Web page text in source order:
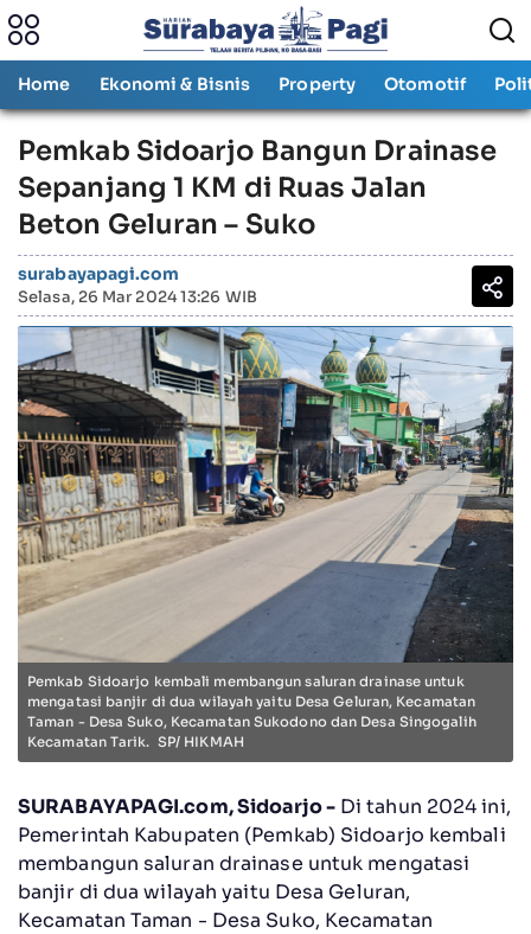
Home Ekonomi & Bisnis Property Otomotif
Pemkab Sidoarjo Bangun Drainase
Sepanjang 1 KM di Ruas Jalan
Beton Geluran – Suko
surabayapagi.com
Selasa, 26 Mar 2024 13:26 WIB
Pemkab Sidoarjo kembali membangun saluran drainase untuk
mengatasi banjir di dua wilayah yaitu Desa Geluran, Kecamatan
Taman - Desa Suko, Kecamatan Sukodono dan Desa Singogalih
Kecamatan Tarik. SP/ HIKMAH
SURABAYAPAGI.com, Sidoarjo -Di tahun 2024 ini,
Pemerintah Kabupaten (Pemkab) Sidoarjo kembali
membangun saluran drainase untuk mengatasi
banjir di dua wilayah yaitu Desa Geluran,
Kecamatan Taman - Desa Suko, Kecamatan